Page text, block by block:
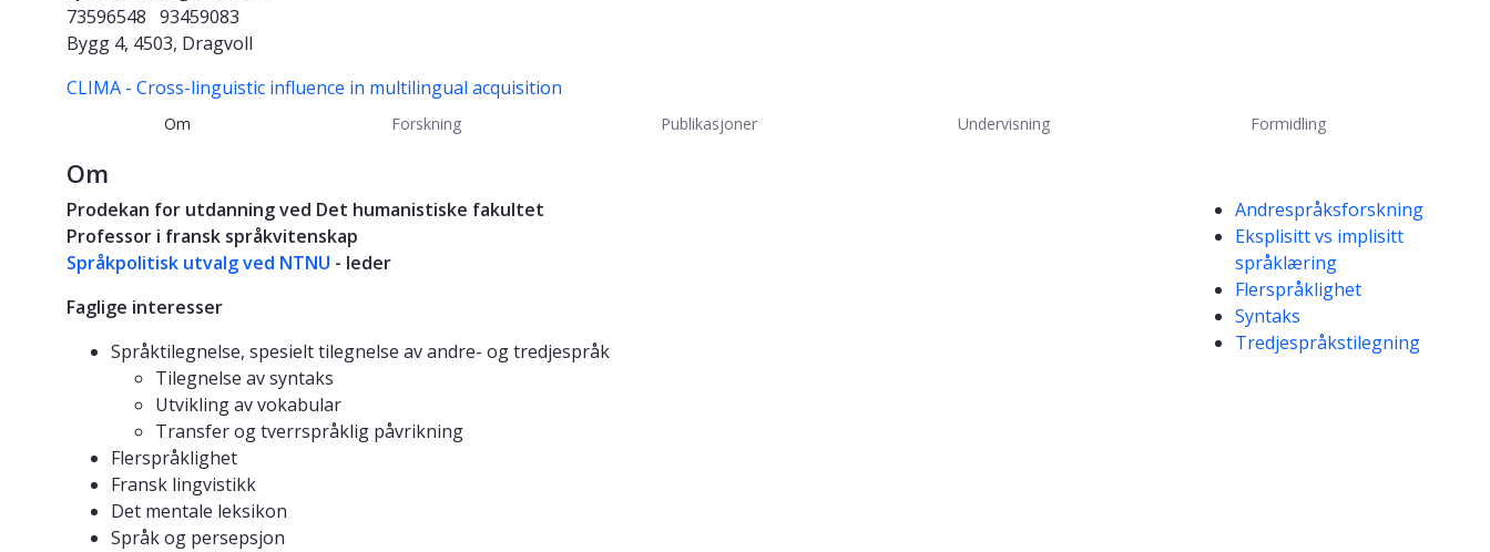
73596548 93459083
Bygg 4, 4503, Dragvoll
CLIMA - Cross-linguistic influence in multilingual acquisition
Om Forskning Publikasjoner Undervisning Formidling
Om
Prodekan for utdanning ved Det humanistiske fakultet
Professor i fransk språkvitenskap
Språkpolitisk utvalg ved NTNU - leder
Faglige interesser
Språktilegnelse, spesielt tilegnelse av andre- og tredjespråk
Tilegnelse av syntaks
Utvikling av vokabular
Transfer og tverrspråklig påvrikning
Flerspråklighet
Fransk lingvistikk
Det mentale leksikon
Språk og persepsjon
Kompetanseord
Andrespråksforskning
Eksplisitt vs implisitt
språklæring
Flerspråklighet
Syntaks
Tredjespråkstilegning